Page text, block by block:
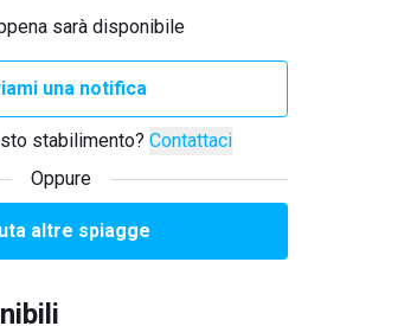
sarà disponibile
una notifica
stabilimento? Contattaci
Oppure
altre spiagge